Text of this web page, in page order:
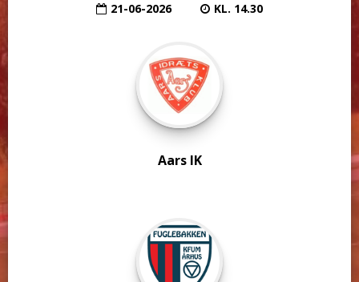
21-06-2026
KL. 14.30
Aars IK